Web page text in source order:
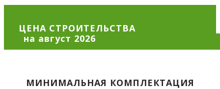
ЦЕНА СТРОИТЕЛЬСТВА
МИНИМАЛЬНАЯ КОМПЛЕКТАЦИЯ